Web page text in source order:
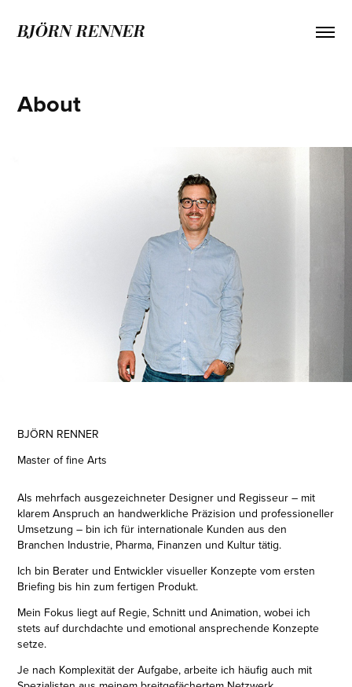
BJÖRN RENNER
About
BJÖRN RENNER
Master of fine Arts
Als mehrfach ausgezeichneter Designer und Regisseur – mit
klarem Anspruch an handwerkliche Präzision und professioneller
Umsetzung – bin ich für internationale Kunden aus den
Branchen Industrie, Pharma, Finanzen und Kultur tätig.
Ich bin Berater und Entwickler visueller Konzepte vom ersten
Briefing bis hin zum fertigen Produkt.
Mein Fokus liegt auf Regie, Schnitt und Animation, wobei ich
stets auf durchdachte und emotional ansprechende Konzepte
setze.
Je nach Komplexität der Aufgabe, arbeite ich häufig auch mit